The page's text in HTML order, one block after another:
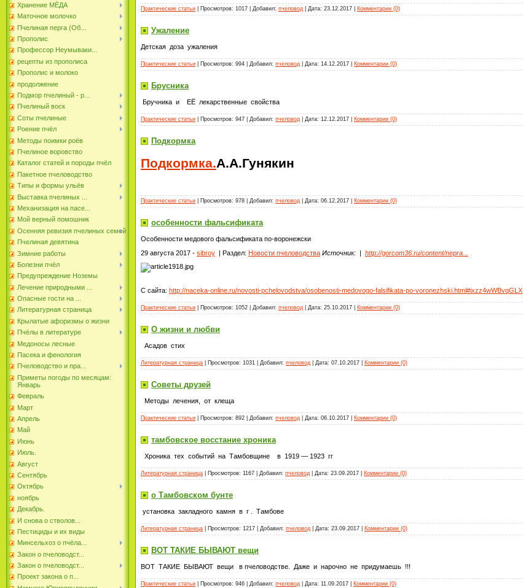
Хранение МЁДА
Маточное молочко
Пчелиная перга (Об...
Прополис
Профессор Неумываки...
рецепты из прополиса
Прополис и молоко
продолжение
Подмор пчелиный - р...
Пчелиный воск
Соты пчелиные
Роение пчёл
Методы поимки роёв
Пчелиное воровство
Каталог статей и породы пчёл
Пакетное пчеловодство
Типы и формы ульёв
Выставка пчелиных ...
Механизация на пасе...
Мой верный помошник
Осенняя ревизия пчелиных семей
Пчелиная девятина
Зимние работы
Болезни пчёл
Предупреждение Ноземы
Лечение природными ...
Опасные гости на ...
Литературная страница
Крылатые афоризмы о жизни
Пчёлы в литературе
Медоносы лесные
Пасека и фенология
Пчеловодство и пра...
Приметы погоды по месяцам:
Январь
Февраль
Март
Апрель
Май
Июнь
Июль.
Август
Сентябрь
Октябрь
ноябрь
Декабрь.
И снова о стволов...
Пестициды и их виды
Минсельхоз о пчёла...
Закон о пчеловодст...
Закон о пчеловодст...
Проект закона о п...
Практические статьи | Просмотров: 1017 | Добавил: пчеловод | Дата: 23.12.2017 Комментарии (0)
Ужаление
Детская доза ужаления
Практические статьи | Просмотров: 994 | Добавил: пчеловод | Дата: 14.12.2017 Комментарии (0)
Брусника
Бручника и ЕЁ лекарственные свойства
Практические статьи | Просмотров: 947 | Добавил: пчеловод | Дата: 12.12.2017 Комментарии (0)
Подкормка
Подкормка.А.А.Гунякин
Практические статьи | Просмотров: 978 | Добавил: пчеловод | Дата: 06.12.2017 Комментарии (0)
особенности фальсификата
Особенности медового фальсификата по-воронежски
29 августа 2017 - sibroy | Раздел: Новости пчеловодства Источник: | http://gorcom36.ru/content/nepra...
С сайта: http://naceka-online.ru/novosti-pchelovodstva/osobenosti-medovogo-falsifikata-po-voronezhski.html#ixzz4wWBvqGLX
Практические статьи | Просмотров: 1052 | Добавил: пчеловод | Дата: 25.10.2017 Комментарии (0)
О жизни и любви
Асадов стих
Литературная страница | Просмотров: 1031 | Добавил: пчеловод | Дата: 07.10.2017 Комментарии (0)
Советы друзей
Методы лечения, от клеща
Практические статьи | Просмотров: 892 | Добавил: пчеловод | Дата: 06.10.2017 Комментарии (0)
тамбовское восстание хроника
Хроника тех событий на Тамбовщине в 1919 — 1923 гг
Литературная страница | Просмотров: 1167 | Добавил: пчеловод | Дата: 23.09.2017 Комментарии (0)
о Тамбовском бунте
установка закладного камня в г . Тамбове
Литературная страница | Просмотров: 1217 | Добавил: пчеловод | Дата: 23.09.2017 Комментарии (0)
ВОТ ТАКИЕ БЫВАЮТ вещи
ВОТ ТАКИЕ БЫВАЮТ вещи в пчеловодстве. Даже и нарочно не придумаешь !!!
Практические статьи | Просмотров: 946 | Добавил: пчеловод | Дата: 11.09.2017 Комментарии (0)